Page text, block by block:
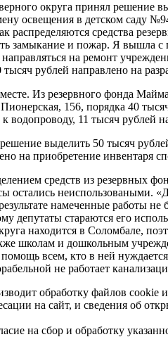
округа принял решение
освещения в детском саду
распределяются средства
замыкание и пожар. Я
на ремонт
рублей направлено на
Из резервного фонда
156, порядка 40
водопроводу, 11 тысяч рублей
выделить 50 тысяч
на приобретение инвентаря
средств из резервных
остались неиспользоваными.
намеченные работы
депутаты стараются его
находится в Соломбале,
школам и дошкольным
помощь всем, кто в ней
не работает
обработку файлов
на сайт, и сведения об
на сбор и обработку